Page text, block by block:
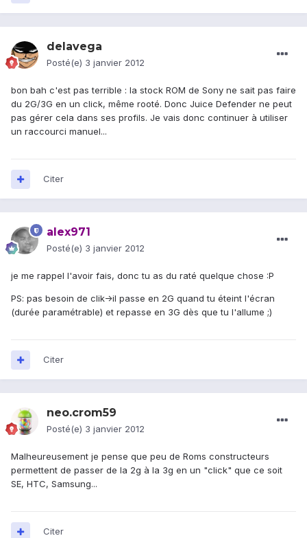
delavega
Posté(e) 3 janvier 2012
bon bah c'est pas terrible : la stock ROM de Sony ne sait pas faire
du 2G/3G en un click, même rooté. Donc Juice Defender ne peut
pas gérer cela dans ses profils. Je vais donc continuer à utiliser
un raccourci manuel...
Citer
alex971
Posté(e) 3 janvier 2012
je me rappel l'avoir fais, donc tu as du raté quelque chose :P
PS: pas besoin de clik->il passe en 2G quand tu éteint l'écran
(durée paramétrable) et repasse en 3G dès que tu l'allume ;)
Citer
neo.crom59
Posté(e) 3 janvier 2012
Malheureusement je pense que peu de Roms constructeurs
permettent de passer de la 2g à la 3g en un "click" que ce soit
SE, HTC, Samsung...
Citer